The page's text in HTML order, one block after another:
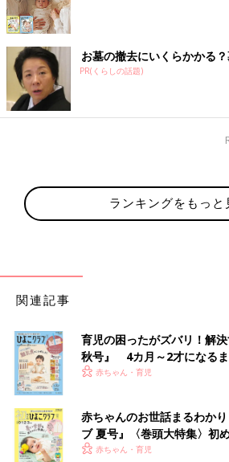
りおしゃべりするのも良
■文中のコメントはすべて、『ウィメンズ
末まで）の投稿からの抜粋です。
※この記事は「たまひよONLINE」で過去
す。
お墓の撤去にいくらかかる
PR(くらしの話題)
ランキングをもっと
関連記事
育児の困ったがズバリ！解
秋号』 4カ月～2才になる
いっぱい！
赤ちゃん・育児
赤ちゃんのお世話まるわか
ブ 夏号』〈巻頭大特集〉初
く！ おっぱい・ミルクの基
赤ちゃん・育児